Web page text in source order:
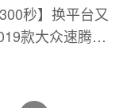
300秒】换平台又
款大众速腾车